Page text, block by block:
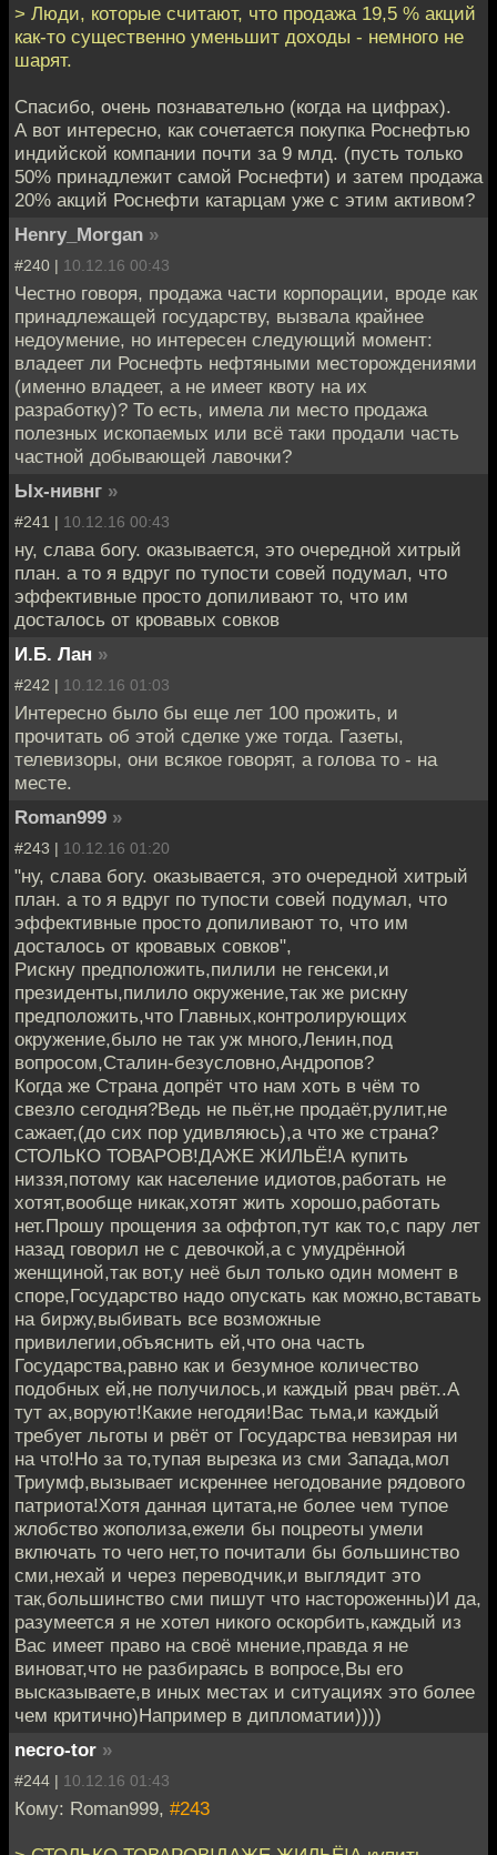
> Люди, которые считают, что продажа 19,5 % акций
как-то существенно уменьшит доходы - немного не
шарят.
Спасибо, очень познавательно (когда на цифрах).
А вот интересно, как сочетается покупка Роснефтью
индийской компании почти за 9 млд. (пусть только
50% принадлежит самой Роснефти) и затем продажа
20% акций Роснефти катарцам уже с этим активом?
Henry_Morgan »
#240 | 10.12.16 00:43
Честно говоря, продажа части корпорации, вроде как
принадлежащей государству, вызвала крайнее
недоумение, но интересен следующий момент:
владеет ли Роснефть нефтяными месторождениями
(именно владеет, а не имеет квоту на их
разработку)? То есть, имела ли место продажа
полезных ископаемых или всё таки продали часть
частной добывающей лавочки?
Ых-нивнг »
#241 | 10.12.16 00:43
ну, слава богу. оказывается, это очередной хитрый
план. а то я вдруг по тупости совей подумал, что
эффективные просто допиливают то, что им
досталось от кровавых совков
И.Б. Лан »
#242 | 10.12.16 01:03
Интересно было бы еще лет 100 прожить, и
прочитать об этой сделке уже тогда. Газеты,
телевизоры, они всякое говорят, а голова то - на
месте.
Roman999 »
#243 | 10.12.16 01:20
"ну, слава богу. оказывается, это очередной хитрый
план. а то я вдруг по тупости совей подумал, что
эффективные просто допиливают то, что им
досталось от кровавых совков",
Рискну предположить,пилили не генсеки,и
президенты,пилило окружение,так же рискну
предположить,что Главных,контролирующих
окружение,было не так уж много,Ленин,под
вопросом,Сталин-безусловно,Андропов?
Когда же Страна допрёт что нам хоть в чём то
свезло сегодня?Ведь не пьёт,не продаёт,рулит,не
сажает,(до сих пор удивляюсь),а что же страна?
СТОЛЬКО ТОВАРОВ!ДАЖЕ ЖИЛЬЁ!А купить
низзя,потому как население идиотов,работать не
хотят,вообще никак,хотят жить хорошо,работать
нет.Прошу прощения за оффтоп,тут как то,с пару лет
назад говорил не с девочкой,а с умудрённой
женщиной,так вот,у неё был только один момент в
споре,Государство надо опускать как можно,вставать
на биржу,выбивать все возможные
привилегии,объяснить ей,что она часть
Государства,равно как и безумное количество
подобных ей,не получилось,и каждый рвач рвёт..А
тут ах,воруют!Какие негодяи!Вас тьма,и каждый
требует льготы и рвёт от Государства невзирая ни
на что!Но за то,тупая вырезка из сми Запада,мол
Триумф,вызывает искреннее негодование рядового
патриота!Хотя данная цитата,не более чем тупое
жлобство жополиза,ежели бы поцреоты умели
включать то чего нет,то почитали бы большинство
сми,нехай и через переводчик,и выглядит это
так,большинство сми пишут что настороженны)И да,
разумеется я не хотел никого оскорбить,каждый из
Вас имеет право на своё мнение,правда я не
виноват,что не разбираясь в вопросе,Вы его
высказываете,в иных местах и ситуациях это более
чем критично)Например в дипломатии))))
necro-tor »
#244 | 10.12.16 01:43
Кому: Roman999, #243